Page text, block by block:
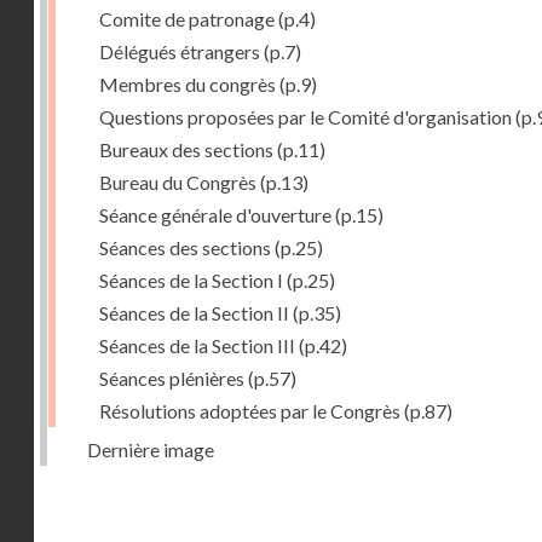
Comite de patronage(p.4)
Délégués étrangers (p.7)
Membres du congrès (p.9)
Questions proposées par le Comité d'organisation
Bureaux des sections (p.11)
Bureau du Congrès (p.13)
Séance générale d'ouverture(p.15)
Séances des sections (p.25)
Séances de la Section I (p.25)
Séances de la Section II (p.35)
Séances de la Section III (p.42)
Séances plénières (p.57)
Résolutions adoptées par le Congrès (p.87)
Dernière image